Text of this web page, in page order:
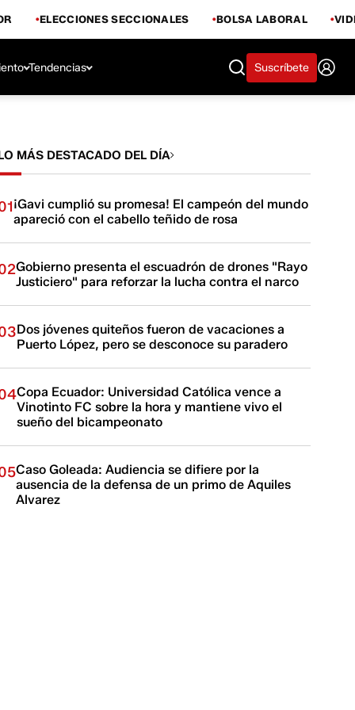
ELECCIONES SECCIONALES BOLSA LABORAL
Tendencias Suscríbete
MÁS DESTACADO DEL DÍA
¡Gavi cumplió su promesa! El campeón del mundo
apareció con el cabello teñido de rosa
Gobierno presenta el escuadrón de drones "Rayo
Justiciero" para reforzar la lucha contra el narco
Dos jóvenes quiteños fueron de vacaciones a
Puerto López, pero se desconoce su paradero
Copa Ecuador: Universidad Católica vence a
Vinotinto FC sobre la hora y mantiene vivo el
sueño del bicampeonato
Caso Goleada: Audiencia se difiere por la
ausencia de la defensa de un primo de Aquiles
Alvarez